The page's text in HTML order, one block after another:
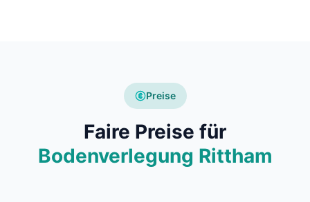
Preise
Faire Preise für
Bodenverlegung Rittham